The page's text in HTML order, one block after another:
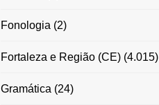
Fonologia (2)
Fortaleza e Região (CE)(4.015)
Gramática (24)